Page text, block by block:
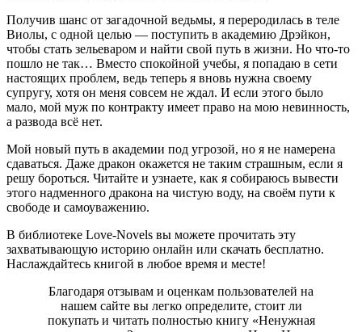
Получив шанс от загадочной ведьмы, я переродилась в теле
Виолы, с одной целью — поступить в академию Дрэйкон,
чтобы стать зельеваром и найти свой путь в жизни. Но что-то
пошло не так… Вместо спокойной учебы, я попадаю в сети
настоящих проблем, ведь теперь я вновь нужна своему
супругу, хотя он меня совсем не ждал. И если этого было
мало, мой муж по контракту имеет право на мою невинность,
а развода всё нет.
Мой новый путь в академии под угрозой, но я не намерена
сдаваться. Даже дракон окажется не таким страшным, если я
решу бороться. Читайте и узнаете, как я собираюсь вывести
этого надменного дракона на чистую воду, на своём пути к
свободе и самоуважению.
В библиотеке Love-Novels вы можете прочитать эту
захватывающую историю онлайн или скачать бесплатно.
Наслаждайтесь книгой в любое время и месте!
Благодаря отзывам и оценкам пользователей на
нашем сайте вы легко определите, стоит ли
покупать и читать полностью книгу «Ненужная